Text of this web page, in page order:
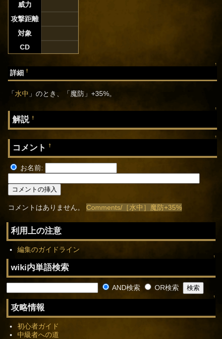
威力
攻撃距離
対象
CD
↑
詳細†
「水中 」のとき、「魔防」+35%。
↑
解説†
↑
コメント†
お名前:
コメントはありません。Comments/［水中］魔防+35%
利用上の注意
編集のガイドライン
↑
wiki内単語検索
AND検索 OR検索
↑
攻略情報
初心者ガイド
中級者への道